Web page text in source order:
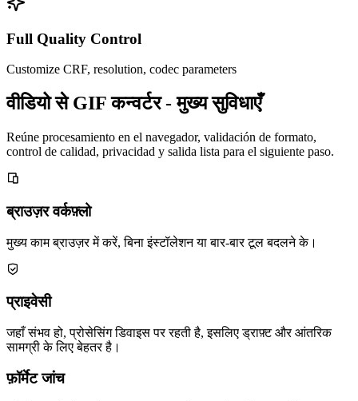
Full Quality Control
Customize CRF, resolution, codec parameters
वीडियो से GIF कन्वर्टर - मुख्य सुविधाएँ
Reúne procesamiento en el navegador, validación de formato,
control de calidad, privacidad y salida lista para el siguiente paso.
ब्राउज़र वर्कफ़्लो
मुख्य काम ब्राउज़र में करें, बिना इंस्टॉलेशन या बार-बार टूल बदलने के।
प्राइवेसी
जहाँ संभव हो, प्रोसेसिंग डिवाइस पर रहती है, इसलिए ड्राफ़्ट और आंतरिक
सामग्री के लिए बेहतर है।
फ़ॉर्मेट जांच